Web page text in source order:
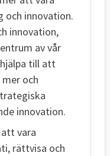
och innovation.
innovation,
av vår
till att
och
innovation.
vara
rättvisa och